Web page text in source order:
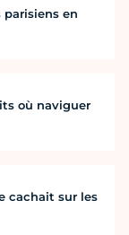
en
où naviguer
cachait sur les